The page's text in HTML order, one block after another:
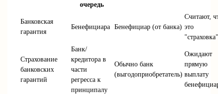
очередь
Банковская
гарантия
Бенефициара Бенефициар (от банка)
Считают,
это
Страхование
банковских
гарантий
Банк/
кредитора в
части
регресса к
принципалу
Обычно банк
(выгодоприобретатель)
Ожидают
прямую
выплату